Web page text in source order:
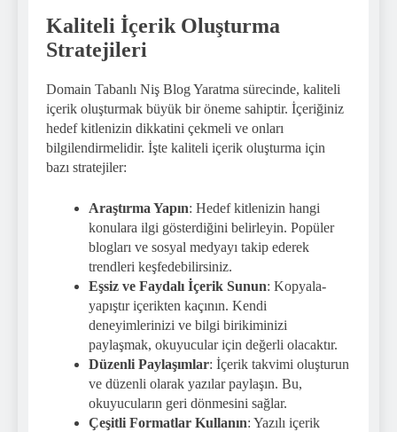
Kaliteli İçerik Oluşturma
Stratejileri
Domain Tabanlı Niş Blog Yaratma sürecinde, kaliteli
içerik oluşturmak büyük bir öneme sahiptir. İçeriğiniz
hedef kitlenizin dikkatini çekmeli ve onları
bilgilendirmelidir. İşte kaliteli içerik oluşturma için
bazı stratejiler:
Araştırma Yapın: Hedef kitlenizin hangi
konulara ilgi gösterdiğini belirleyin. Popüler
blogları ve sosyal medyayı takip ederek
trendleri keşfedebilirsiniz.
Eşsiz ve Faydalı İçerik Sunun: Kopyala-
yapıştır içerikten kaçının. Kendi
deneyimlerinizi ve bilgi birikiminizi
paylaşmak, okuyucular için değerli olacaktır.
Düzenli Paylaşımlar: İçerik takvimi oluşturun
ve düzenli olarak yazılar paylaşın. Bu,
okuyucuların geri dönmesini sağlar.
Çeşitli Formatlar Kullanın: Yazılı içerik